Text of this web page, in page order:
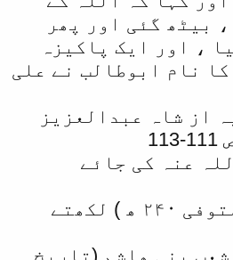
بیٹھ گئی اور پھر
، اور ایک پاکیزہ
نام ابوطالب نے علی
از شاہ عبدالعزیز
عنہ کی جائے
خلیفہ بن خیاط (متوفی ۲۴۰ ھ ) لکھتے
بنی هاشم (تاریخ